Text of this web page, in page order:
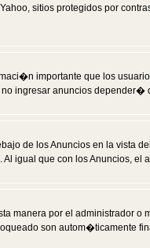
sitios protegidos por
importante que los
ingresar anuncios
de los Anuncios en la
igual que con los Anuncios,
manera por el administrador
son autom�ticamente